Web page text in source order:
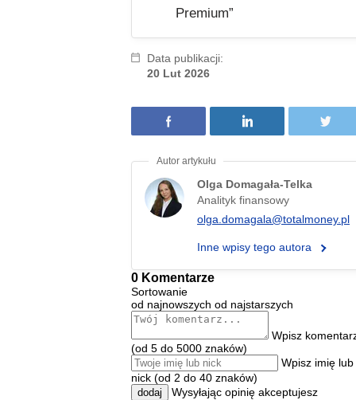
Premium”
Data publikacji:
20 Lut 2026
Olga Domagała-Telka
Analityk finansowy
olga.domagala@totalmoney.pl
Inne wpisy tego autora
0 Komentarze
Sortowanie
od najnowszych od najstarszych
Wpisz
(od 5 do 5000 znaków)
Wpisz imię lub
nick (od 2 do 40 znaków)
dodaj
Wysyłając opinię akceptujesz